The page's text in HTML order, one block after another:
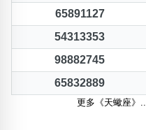
65891127
54313353
98882745
65832889
更多《天蠍座》..